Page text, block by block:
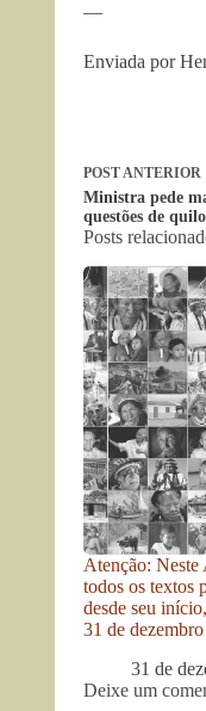
—
Enviada por
POSTANTERIOR
Ministra pede
questões de
Posts
Atenção: Neste
todos os textos
desde seu
31 de
31 de
Deixe um